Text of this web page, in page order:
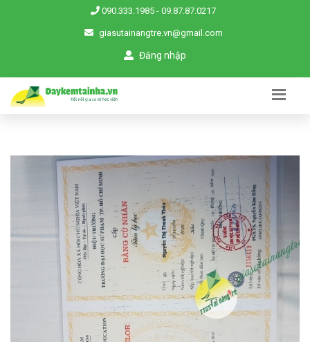
090.333.1985 - 09.87.87.0217
giasutainangtre.vn@gmail.com
Đăng nhập